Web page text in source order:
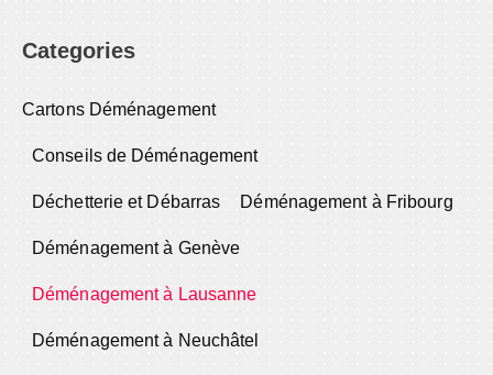
Categories
Cartons Déménagement
Conseils de Déménagement
Déchetterie et Débarras Déménagement à Fribourg
Déménagement à Genève
Déménagement à Lausanne
Déménagement à Neuchâtel